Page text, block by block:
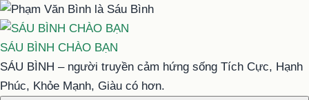
Chuyển
đến
phần
nội
dung
SÁU BÌNH CHÀO BẠN
SÁU BÌNH – người truyền cảm hứng sống Tích Cực, Hạnh
Phúc, Khỏe Mạnh, Giàu có hơn.